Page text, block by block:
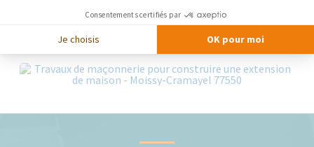
Consentements certifiés par
Je choisis OK pour moi